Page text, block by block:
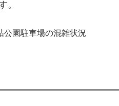
。
公園駐車場の混雑状況